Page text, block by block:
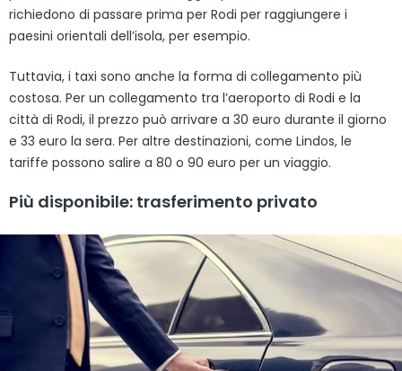
richiedono di passare prima per Rodi per raggiungere i
paesini orientali dell’isola, per esempio.
Tuttavia, i taxi sono anche la forma di collegamento più
costosa. Per un collegamento tra l’aeroporto di Rodi e la
città di Rodi, il prezzo può arrivare a 30 euro durante il giorno
e 33 euro la sera. Per altre destinazioni, come Lindos, le
tariffe possono salire a 80 o 90 euro per un viaggio.
Più disponibile: trasferimento privato